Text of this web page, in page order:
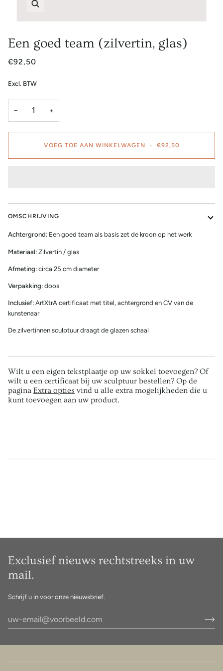
Een goed team (zilvertin, glas)
€92,50
Excl. BTW
− +
VOEG TOE AAN WINKELWAGEN • €92,50
OMSCHRIJVING
Achtergrond: Een goed team als basis zet de kroon op het werk
Materiaal: Zilvertin / glas
Afmeting: circa 25 cm diameter
Verpakking: doos
Inclusief: ArtXtrA certificaat met titel, achtergrond en CV van de
kunstenaar
De zilvertinnen sculptuur draagt de glazen schaal
Wilt u een eigen tekstplaatje op uw sokkel toevoegen? Of
wilt u een certificaat bij uw sculptuur bestellen? Op de
pagina Extra opties vind u alle extra mogelijkheden die u
kunt toevoegen aan uw product.
Exclusief nieuws rechtstreeks in uw
mail.
Schrijf u in voor onze nieuwsbrief.